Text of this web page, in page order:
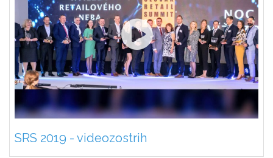
SRS 2019 - videozostrih